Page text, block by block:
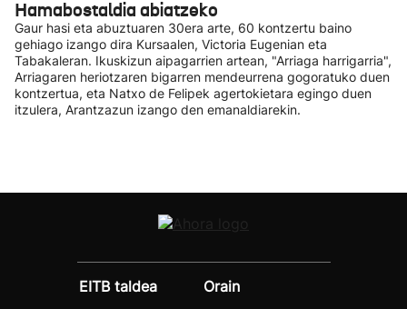
Hamabostaldia abiatzeko
Gaur hasi eta abuztuaren 30era arte, 60 kontzertu baino
gehiago izango dira Kursaalen, Victoria Eugenian eta
Tabakaleran. Ikuskizun aipagarrien artean, "Arriaga harrigarria",
Arriagaren heriotzaren bigarren mendeurrena gogoratuko duen
kontzertua, eta Natxo de Felipek agertokietara egingo duen
itzulera, Arantzazun izango den emanaldiarekin.
EITB taldea
Orain